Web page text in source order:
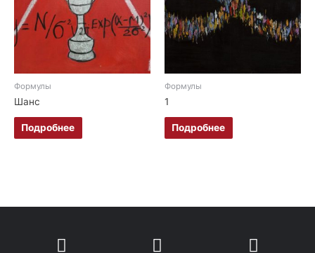
Формулы
Шанс
Подробнее
Формулы
1
Подробнее